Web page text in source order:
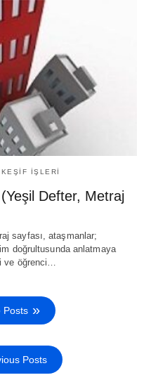
İŞLERI
Defter, Metraj
sayfası, ataşmanlar;
doğrultusunda anlatmaya
ve öğrenci…
Posts
Posts